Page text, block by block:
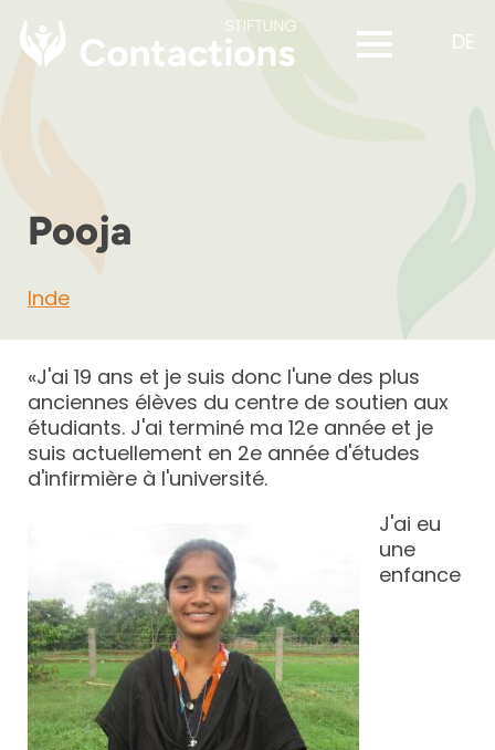
DE
Pooja
Inde
«J'ai 19 ans et je suis donc l'une des plus
anciennes élèves du centre de soutien aux
étudiants. J'ai terminé ma 12e année et je
suis actuellement en 2e année d'études
d'infirmière à l'université.
J'ai eu
une
enfance